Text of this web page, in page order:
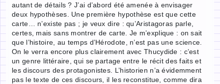
autant de détails ? J’ai d’abord été amenée à envisager
deux hypothèses. Une première hypothèse est que cette
carte… n’existe pas ; je veux dire : qu’Aristagoras parle,
certes, mais sans montrer de carte. Je m’explique : on sait
que l’histoire, au temps d’Hérodote, n’est pas une science.
On le verra encore plus clairement avec Thucydide : c’est
un genre littéraire, qui se partage entre le récit des faits et
les discours des protagonistes. L’historien n’a évidemment
pas le texte de ces discours, il les reconstitue, comme dira